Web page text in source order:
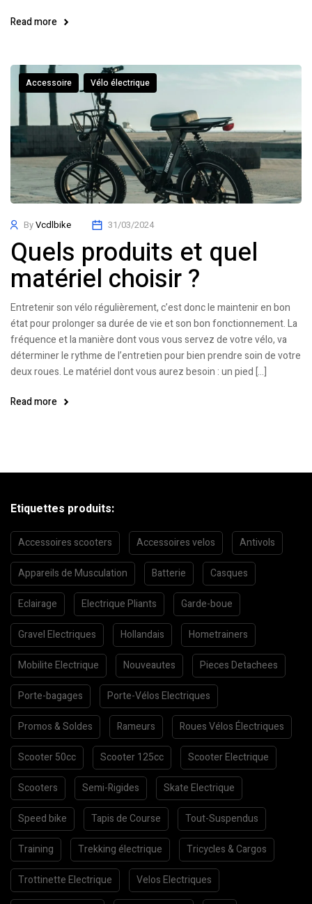
Read more
Accessoire Vélo électrique
ByVcdlbike 31/03/2024
Quels produits et quel
matériel choisir ?
Entretenir son vélo régulièrement, c’est donc le maintenir en bon
état pour prolonger sa durée de vie et son bon fonctionnement. La
fréquence et la manière dont vous vous servez de votre vélo, va
déterminer le rythme de l’entretien pour bien prendre soin de votre
deux roues. Le matériel dont vous aurez besoin : un pied […]
Read more
Etiquettes produits:
Accessoires scooters Accessoires velos Antivols
Appareils de Musculation Batterie Casques
Eclairage Electrique Pliants Garde-boue
Gravel Electriques Hollandais Hometrainers
Mobilite Electrique Nouveautes Pieces Detachees
Porte-bagages Porte-Vélos Electriques
Promos & Soldes Rameurs Roues Vélos Électriques
Scooter 50cc Scooter 125cc Scooter Electrique
Scooters Semi-Rigides Skate Electrique
Speed bike Tapis de Course Tout-Suspendus
Training Trekking électrique Tricycles & Cargos
Trottinette Electrique Velos Electriques